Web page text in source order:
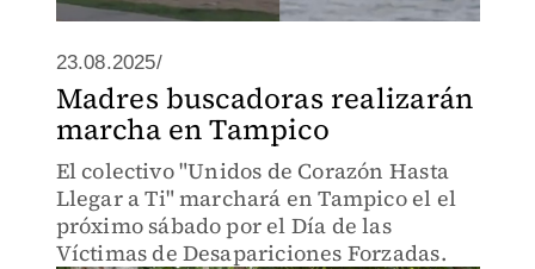
23.08.2025/
Madres buscadoras realizarán
marcha en Tampico
El colectivo "Unidos de Corazón Hasta
Llegar a Ti" marchará en Tampico el el
próximo sábado por el Día de las
Víctimas de Desapariciones Forzadas.